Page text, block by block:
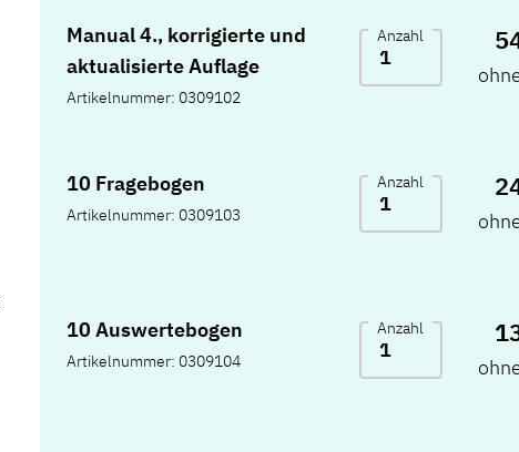
Manual 4., korrigierte und
aktualisierte Auflage
Artikelnummer: 0309102
Anzahl
10 Fragebogen
Artikelnummer: 0309103
Anzahl
10 Auswertebogen
Artikelnummer: 0309104
Anzahl